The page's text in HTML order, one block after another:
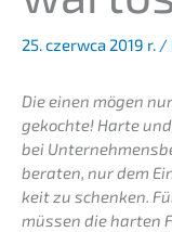
25. czerw­ca 2019 r. /
Die einen mögen
ge­koch­te! Harte
bei
beraten, nur dem
keit zu schen­ken.
müssen die harten